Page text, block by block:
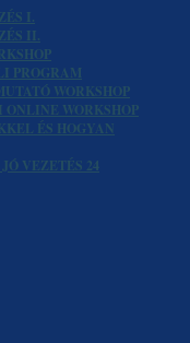
I.
II.
PROGRAM
WORKSHOP
WORKSHOP
ÉS HOGYAN
VEZETÉS 24